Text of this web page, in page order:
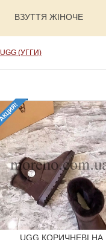
ВЗУТТЯ ЖІНОЧЕ
UGG (УГГИ)
UGG КОРИЧНЕВІ НА